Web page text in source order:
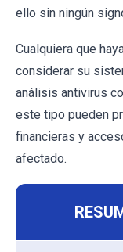
ello sin ningún
Cualquiera que
considerar su
análisis antivirus
este tipo pueden
financieras y
afectado.